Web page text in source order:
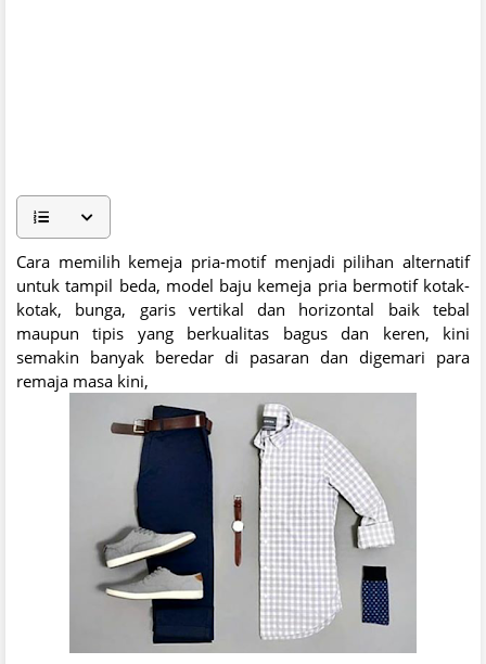
Cara memilih kemeja pria-motif menjadi pilihan alternatif
untuk tampil beda, model baju kemeja pria bermotif kotak-
kotak, bunga, garis vertikal dan horizontal baik tebal
maupun tipis yang berkualitas bagus dan keren, kini
semakin banyak beredar di pasaran dan digemari para
remaja masa kini,